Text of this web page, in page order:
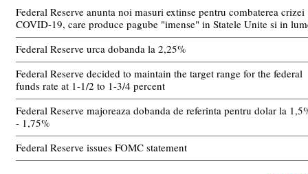
Federal Reserve anunta noi masuri extinse pentru combaterea crizei
COVID-19, care produce pagube "imense" in Statele Unite si in
Federal Reserve urca dobanda la 2,25%
Federal Reserve decided to maintain the target range for the federal
funds rate at 1-1/2 to 1-3/4 percent
Federal Reserve majoreaza dobanda de referinta pentru dolar la
- 1,75%
Federal Reserve issues FOMC statement